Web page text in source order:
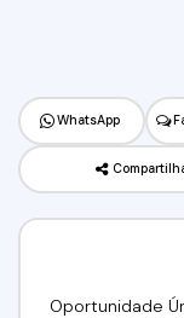
WhatsApp
Oportunidade